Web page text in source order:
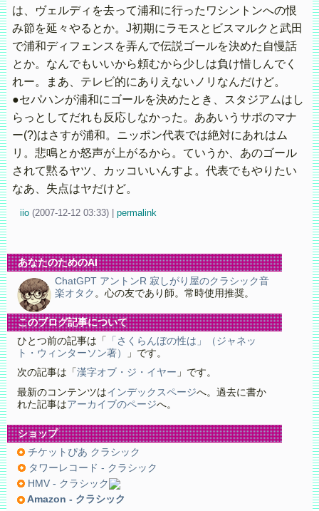
は、ヴェルディを去って浦和に行ったワシントンへの恨
み節を延々やるとか。J初期にラモスとビスマルクと武田
で浦和ディフェンスを弄んで伝説ゴールを決めた自慢話
とか。なんでもいいから頼むから少しは負け惜しんでく
れー。まあ、テレビ的にありえないノリなんだけど。
●セパハンが浦和にゴールを決めたとき、スタジアムはし
らっとしてだれも反応しなかった。ああいうサポのマナ
ー(?)はさすが浦和。ニッポン代表では絶対にあれはム
リ。悲鳴とか怒声が上がるから。ていうか、あのゴール
されて黙るヤツ、カッコいいんすよ。代表でもやりたい
なあ、失点はヤだけど。
iio (2007-12-12 03:33) permalink
あなたのためのAI
ChatGPT アントンR 寂しがり屋のクラシック音
楽オタク 。心の友であり師。常時使用推奨。
このブログ記事について
ひとつ前の記事は「
「さくらんぼの性は」（ジャネッ
ト・ウィンターソン著）
」です。
次の記事は「 漢字オブ・ジ・イヤー 」です。
最新のコンテンツはインデックスページへ。過去に書か
れた記事はアーカイブのページへ。
ショップ
チケットぴあ クラシック
タワーレコード - クラシック
HMV - クラシック
Amazon - クラシック